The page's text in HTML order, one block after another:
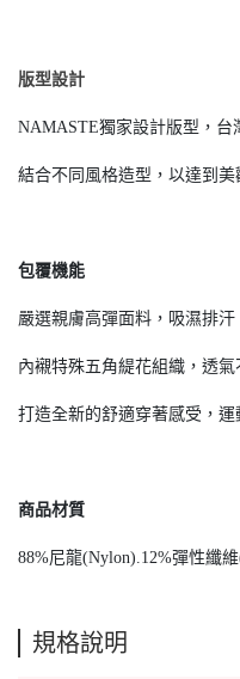
版型設計
NAMASTE獨家設計版型，台
結合不同風格造型，以達到美
包覆機能
嚴選親膚高彈面料，吸濕排汗
內襯特殊五角緹花組織，透氣
打造全新的舒適穿著感受，運
商品材質
88%尼龍(Nylon).12%彈性纖維
規格說明